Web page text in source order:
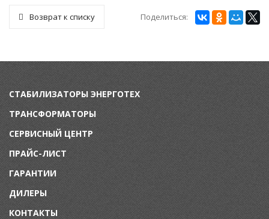
Возврат к списку Поделиться:
СТАБИЛИЗАТОРЫ ЭНЕРГОТЕХ
ТРАНСФОРМАТОРЫ
СЕРВИСНЫЙ ЦЕНТР
ПРАЙС-ЛИСТ
ГАРАНТИИ
ДИЛЕРЫ
КОНТАКТЫ